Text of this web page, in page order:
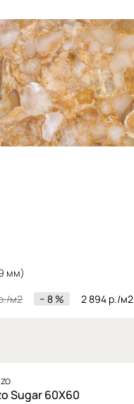
мм)
м2 − 8 % 2 894 р./м2
Sugar 60X60